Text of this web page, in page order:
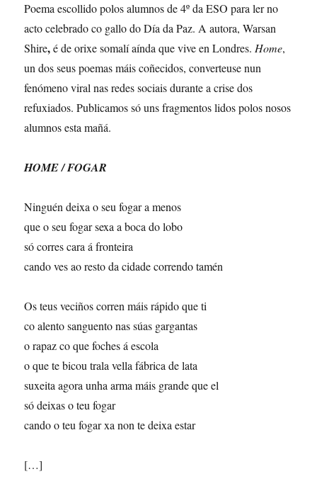
Poema escollido polos alumnos de 4º da ESO para ler no
acto celebrado co gallo do Día da Paz. A autora, Warsan
Shire,é de orixe somalí aínda que vive en Londres. Home,
un dos seus poemas máis coñecidos, converteuse nun
fenómeno viral nas redes sociais durante a crise dos
refuxiados. Publicamos só uns fragmentos lidos polos nosos
alumnos esta mañá.
HOME / FOGAR
Ninguén deixa o seu fogar a menos
que o seu fogar sexa a boca do lobo
só corres cara á fronteira
cando ves ao resto da cidade correndo tamén
Os teus veciños corren máis rápido que ti
co alento sanguento nas súas gargantas
o rapaz co que foches á escola
o que te bicou trala vella fábrica de lata
suxeita agora unha arma máis grande que el
só deixas o teu fogar
cando o teu fogar xa non te deixa estar
[…]